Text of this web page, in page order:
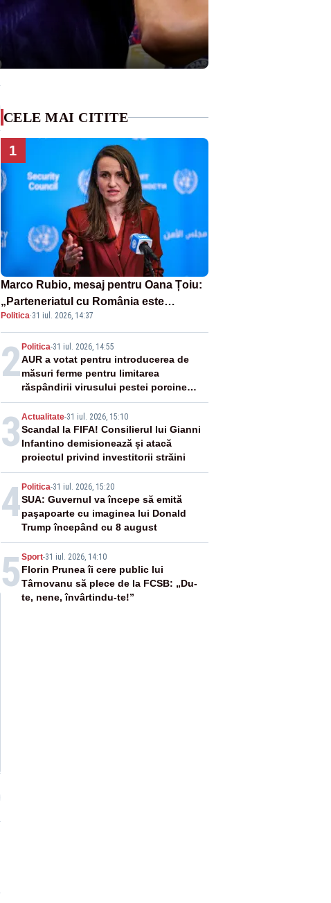
CELE MAI CITITE
1
Marco Rubio, mesaj pentru Oana Țoiu:
„Parteneriatul cu România este
puternic și prețuit”
Politica·31 iul. 2026, 14:37
2 Politica-31 iul. 2026, 14:55
AUR a votat pentru introducerea de
măsuri ferme pentru limitarea
răspândirii virusului pestei porcine
africane
3 Actualitate-31 iul. 2026, 15:10
Scandal la FIFA! Consilierul lui Gianni
Infantino demisionează și atacă
proiectul privind investitorii străini
4 Politica-31 iul. 2026, 15:20
SUA: Guvernul va începe să emită
paşapoarte cu imaginea lui Donald
Trump începând cu 8 august
5 Sport-31 iul. 2026, 14:10
Florin Prunea îi cere public lui
Târnovanu să plece de la FCSB: „Du-
te, nene, învârtindu-te!”